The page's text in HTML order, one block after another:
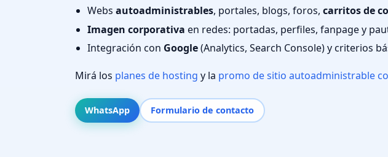
Webs autoadministrables, portales, blogs, foros, carritos de
Imagen corporativa en redes: portadas, perfiles, fanpage y
Integración con Google(Analytics, Search Console) y criterios
Mirá los planes de hosting y la promo de sitio autoadministrable
WhatsApp Formulario de contacto